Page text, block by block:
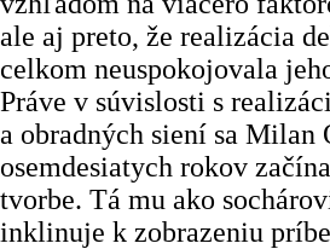
ale aj preto, že realizácia
celkom neuspokojovala
Práve v súvislosti s
a obradných siení sa Milan
osemdesiatych rokov
tvorbe. Tá mu ako
inklinuje k zobrazeniu